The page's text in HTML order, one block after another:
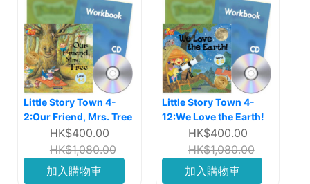
Little Story Town 4-
2:Our Friend, Mrs. Tree
HK$400.00
HK$1,080.00
加入購物車
Little Story Town 4-
12:We Love the Earth!
HK$400.00
HK$1,080.00
加入購物車